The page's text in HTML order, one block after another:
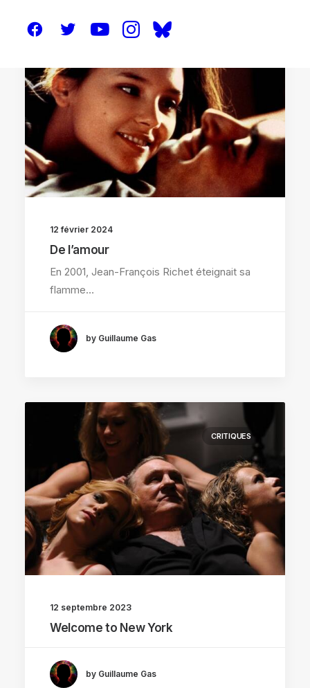
12 février 2024
De l’amour
En 2001, Jean-François Richet éteignait sa
flamme…
by Guillaume Gas
CRITIQUES
12 septembre 2023
Welcome to New York
by Guillaume Gas